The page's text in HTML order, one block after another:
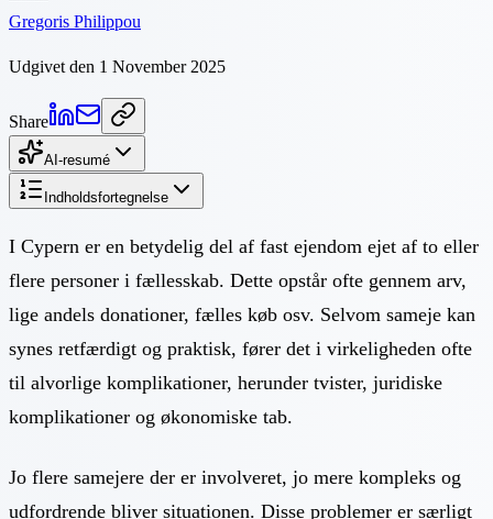
Gregoris Philippou
Udgivet den 1 November 2025
Share
AI-resumé
Indholdsfortegnelse
I Cypern er en betydelig del af fast ejendom ejet af to eller
flere personer i fællesskab. Dette opstår ofte gennem arv,
lige andels donationer, fælles køb osv. Selvom sameje kan
synes retfærdigt og praktisk, fører det i virkeligheden ofte
til alvorlige komplikationer, herunder tvister, juridiske
komplikationer og økonomiske tab.
Jo flere samejere der er involveret, jo mere kompleks og
udfordrende bliver situationen. Disse problemer er særligt